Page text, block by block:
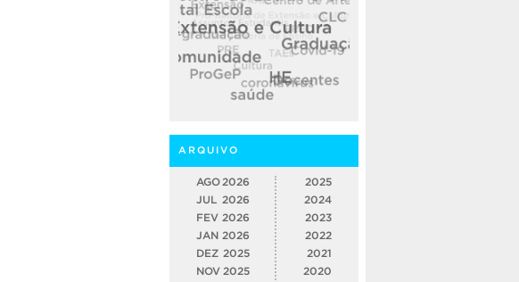
ARQUIVO
AGO 2026
JUL 2026
FEV 2026
JAN 2026
DEZ 2025
NOV 2025
2025
2024
2023
2022
2021
2020